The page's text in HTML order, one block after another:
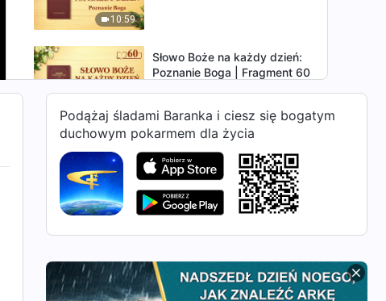
10:59
Słowo Boże na każdy dzień:
Poznanie Boga | Fragment 60
Słowo Boże na każdy dzień:
Poznanie Boga | Fragment 61
17:36
Słowo Boże na każdy dzień:
Poznanie Boga | Fragment 62
Słowo Boże na każdy dzień:
Podążaj śladami Baranka i ciesz się bogatym
duchowym pokarmem dla życia